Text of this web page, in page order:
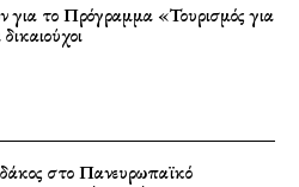
για το Πρόγραμμα «Τουρισμός για
στο Πανευρωπαϊκό